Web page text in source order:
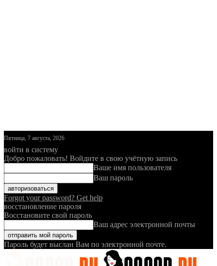
Пятница, 7 августа, 2026
войти в систему
Добро пожаловать! Войдите в свою учётную запись
Ваше имя пользователя
Ваш пароль
Forgot your password? Get help
восстановление пароля
Восстановите свой пароль
Ваш адрес электронной почты
Пароль будет выслан Вам по электронной почте.